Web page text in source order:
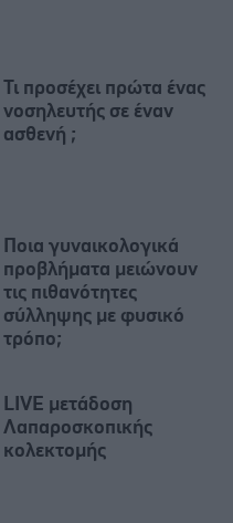
Τι προσέχει πρώτα ένας
νοσηλευτής σε έναν
ασθενή ;
Ποια γυναικολογικά
προβλήματα μειώνουν
τις πιθανότητες
σύλληψης με φυσικό
τρόπο;
LIVE μετάδοση
Λαπαροσκοπικής
κολεκτομής